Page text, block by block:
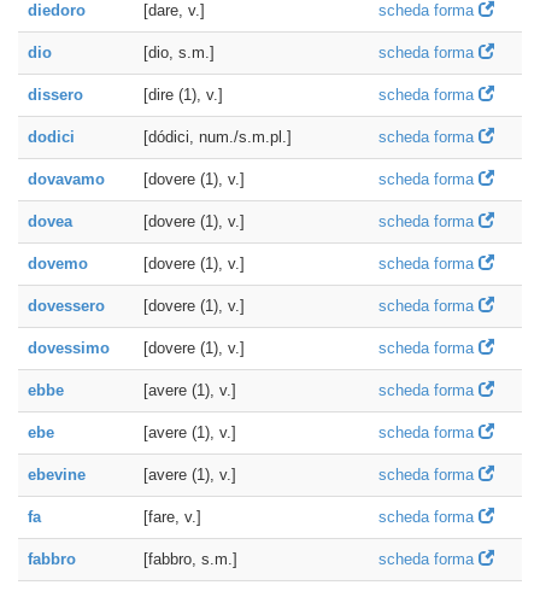
diedoro [dare, v.] scheda forma
dio [dio, s.m.] scheda forma
dissero [dire (1), v.] scheda forma
dodici [dódici, num./s.m.pl.] scheda forma
dovavamo [dovere (1), v.] scheda forma
dovea [dovere (1), v.] scheda forma
dovemo [dovere (1), v.] scheda forma
dovessero [dovere (1), v.] scheda forma
dovessimo [dovere (1), v.] scheda forma
ebbe [avere (1), v.] scheda forma
ebe [avere (1), v.] scheda forma
ebevine [avere (1), v.] scheda forma
fa [fare, v.] scheda forma
fabbro [fabbro, s.m.] scheda forma